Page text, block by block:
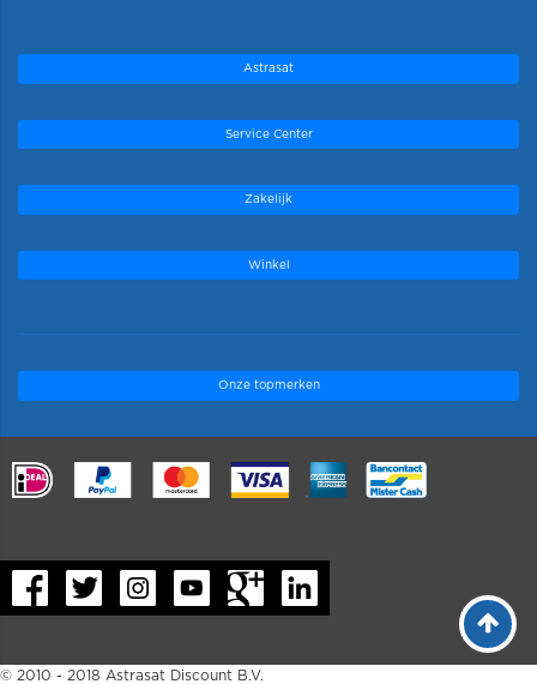
Astrasat
Service Center
Zakelijk
Winkel
Onze topmerken
.
© 2010 - 2018 Astrasat Discount B.V.